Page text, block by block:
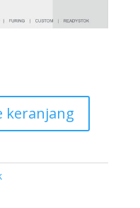
keranjang